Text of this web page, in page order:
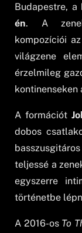
Budapestre, a
én. A
kompozíciói
világzene
érzelmileg
kontinenseken
A formációt
dobos
teljessé a
egyszerre
történetbe
A 2016-os To